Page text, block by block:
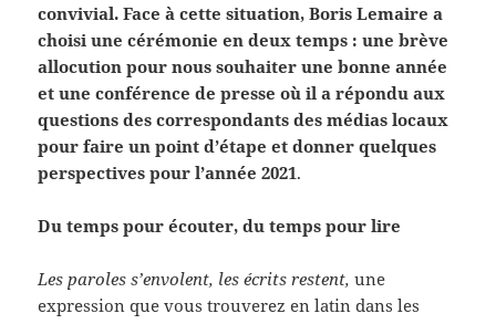
convivial. Face à cette situation, Boris Lemaire a
choisi une cérémonie en deux temps : une brève
allocution pour nous souhaiter une bonne année
et une conférence de presse où il a répondu aux
questions des correspondants des médias locaux
pour faire un point d’étape et donner quelques
perspectives pour l’année 2021.
Du temps pour écouter, du temps pour lire
Les paroles s’envolent, les écrits restent, une
expression que vous trouverez en latin dans les